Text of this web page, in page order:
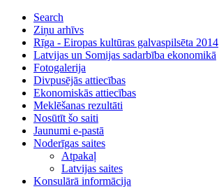
Search
Ziņu arhīvs
Rīga - Eiropas kultūras galvaspilsēta 2014
Latvijas un Somijas sadarbība ekonomikā
Fotogalerija
Divpusējās attiecības
Ekonomiskās attiecības
Meklēšanas rezultāti
Nosūtīt šo saiti
Jaunumi e-pastā
Noderīgas saites
Atpakaļ
Latvijas saites
Konsulārā informācija